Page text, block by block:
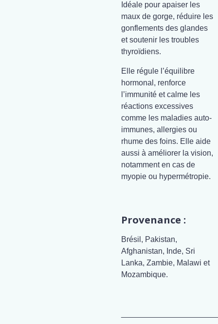
Idéale pour apaiser les
maux de gorge, réduire les
gonflements des glandes
et soutenir les troubles
thyroïdiens.
Elle régule l’équilibre
hormonal, renforce
l’immunité et calme les
réactions excessives
comme les maladies auto-
immunes, allergies ou
rhume des foins. Elle aide
aussi à améliorer la vision,
notamment en cas de
myopie ou hypermétropie.
Provenance :
Brésil, Pakistan,
Afghanistan, Inde, Sri
Lanka, Zambie, Malawi et
Mozambique.